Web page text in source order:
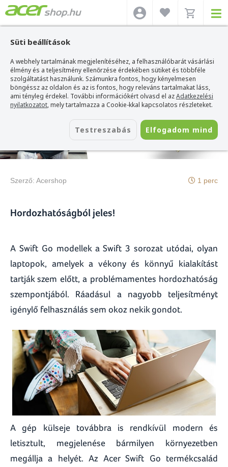
Süti beállítások
A webhely tartalmának megjelenítéséhez, a felhasználóbarát vásárlási
élmény és a teljesítmény ellenőrzése érdekében sütiket és többféle
szolgáltatást használunk. Számunkra fontos, hogy kényelmesen
böngéssz az oldalon és az is fontos, hogy releváns tartalmakat láss,
ami tényleg érdekel. További információkért olvasd el azAdatkezelési
nyilatkozatot, mely tartalmazza a Cookie-kkal kapcsolatos részleteket.
Testreszabás Elfogadom mind
Acer webshop>Hírek>Acer Swift Go
Acer Swift Go
Szerző: Acershop 1 perc
Hordozhatóságból jeles!
A Swift Go modellek a Swift 3 sorozat utódai, olyan
laptopok, amelyek a vékony és könnyű kialakítást
tartják szem előtt, a problémamentes hordozhatóság
szempontjából. Ráadásul a nagyobb teljesítményt
igénylő felhasználás sem okoz nekik gondot.
A gép külseje továbbra is rendkívül modern és
letisztult, megjelenése bármilyen környezetben
megállja a helyét. Az Acer Swift Go termékcsalád